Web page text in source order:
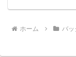
ホーム バッ